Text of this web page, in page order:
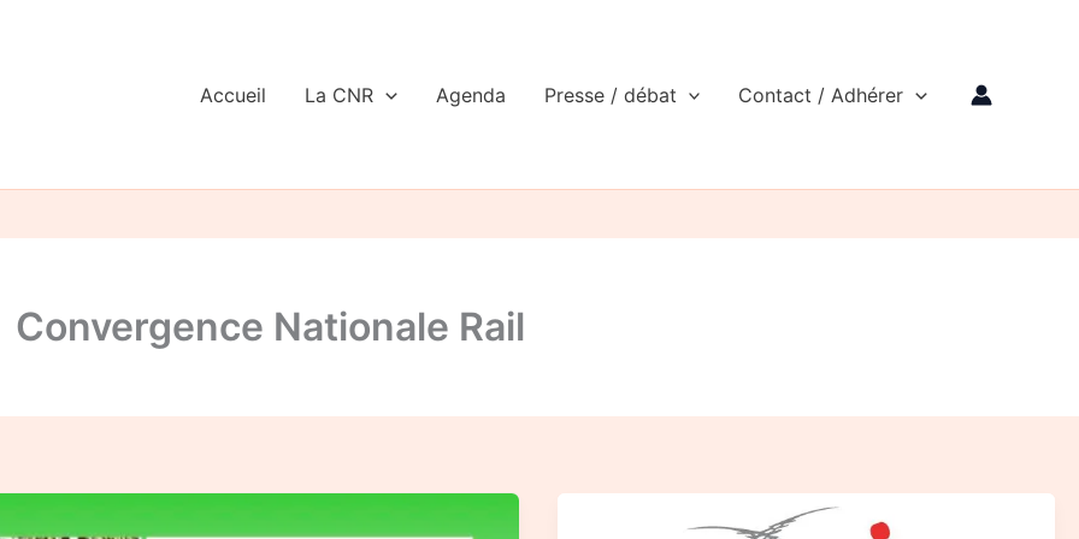
Accueil La CNR Agenda Presse / débat Contact / Adhérer
Convergence Nationale Rail